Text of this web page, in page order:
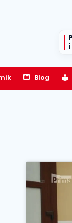
i
Blog